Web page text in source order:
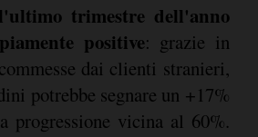
trimestre dell'anno
positive: grazie in
dai clienti stranieri,
potrebbe segnare un +17%
progressione vicina al 60%.